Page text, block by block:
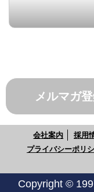
メルマガ
会社案内 採用
プライバシーポリ
Copyright ©